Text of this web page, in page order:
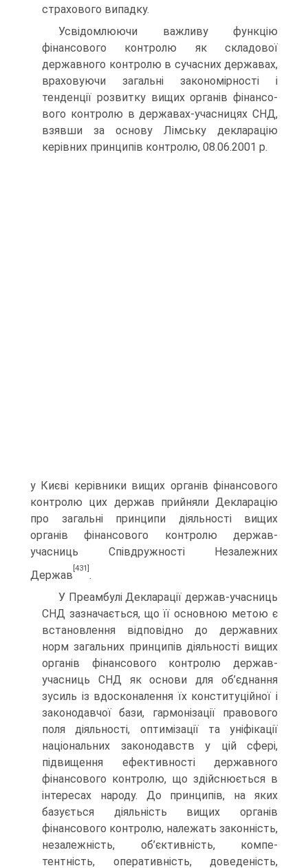
страхового випадку.
Усвідомлюючи важливу функцію
фінансового контролю як складової
державного контролю в сучасних державах,
враховуючи загальні закономірності і
тенденції розвитку вищих органів фінансо­
вого контролю в державах-учасницях СНД,
взявши за основу Лімську декларацію
керівних принципів контролю, 08.06.2001 р.
у Києві керівники вищих органів фінансового
контролю цих держав прийняли Декларацію
про загальні принципи діяльності вищих
органів фінансового контролю держав-
учасниць Співдружності Незалежних
Держав
[431]
.
У Преамбулі Декларації держав-учасниць
СНД зазначається, що її основною метою є
встановлення відповідно до державних
норм загальних принципів діяльності вищих
органів фінансового контролю держав-
учасниць СНД як основи для об’єднання
зусиль із вдосконалення їх конституційної і
законодавчої бази, гармонізації правового
поля діяльності, оптимізації та уніфікації
національних законодавств у цій сфері,
підвищення ефективності державного
фінансового контролю, що здійснюється в
інтересах народу. До принципів, на яких
базується діяльність вищих органів
фінансового контролю, належать законність,
незалежність, об’єктивність, компе­
тентність, оперативність, доведеність,